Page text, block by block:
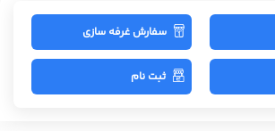
سفارش غرفه سازی
ثبت نام